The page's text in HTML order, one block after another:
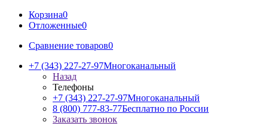
Корзина0
Отложенные0
Сравнение товаров0
+7 (343) 227-27-97Многоканальный
Назад
Телефоны
+7 (343) 227-27-97Многоканальный
8 (800) 777-83-77Бесплатно по России
Заказать звонок